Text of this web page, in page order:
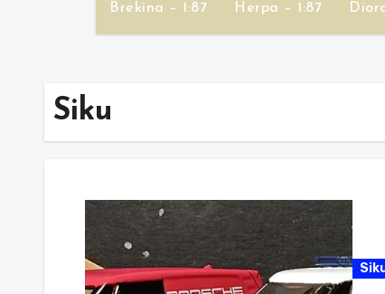
Brekina – 1:87 Herpa – 1:87
Siku